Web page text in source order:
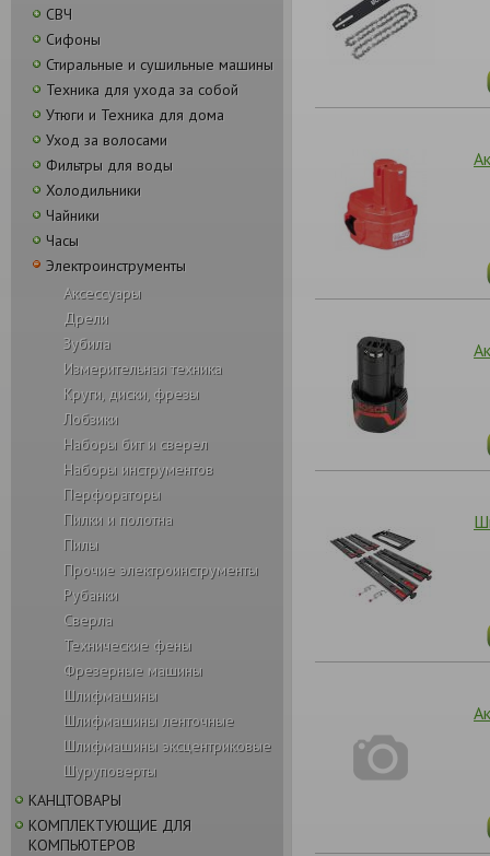
СВЧ
Сифоны
Стиральные и сушильные машины
Техника для ухода за собой
Утюги и Техника для дома
Уход за волосами
Фильтры для воды
Холодильники
Чайники
Часы
Электроинструменты
Аксессуары
Дрели
Зубила
Измерительная техника
Круги, диски, фрезы
Лобзики
Наборы бит и сверел
Наборы инструментов
Перфораторы
Пилки и полотна
Пилы
Прочие электроинструменты
Рубанки
Сверла
Технические фены
Фрезерные машины
Шлифмашины
Шлифмашины ленточные
Шлифмашины эксцентриковые
Шуруповерты
КАНЦТОВАРЫ
КОМПЛЕКТУЮЩИЕ ДЛЯ
КОМПЬЮТЕРОВ